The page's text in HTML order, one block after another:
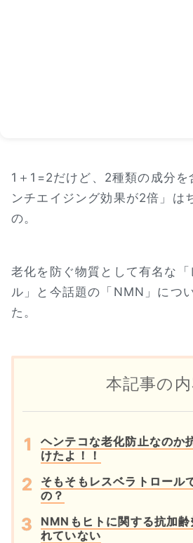
1＋1=2だけど、2種類の成分を
ンチエイジング効果が2倍」は
の。
老化を防ぐ物質として有名な
ル」と今話題の「NMN」につ
た。
本記事の
ヘンテコな老化防止なのか
けたよ！！
そもそもレスベラトロール
の？
NMNもヒトに関する抗加
れていない